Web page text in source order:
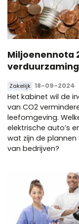
Miljoenennota
verduurzaming
Zakelijk 18-09-2024
Het kabinet wil de
van CO2
leefomgeving.
elektrische auto’s
wat zijn de
van bedrijven?